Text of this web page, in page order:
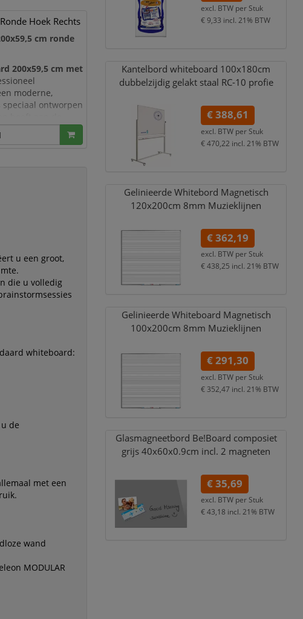
Hoek Rechts
cm ronde
200x59,5 cm met
moderne,
ontworpen
het ideaal is als
van ee
u een groot,
die u volledig
whiteboard:
de
met een
wand
MODULAR
excl. BTW per Stuk
€ 9,33 incl. 21% BTW
Kantelbord whiteboard 100x180cm
dubbelzijdig gelakt staal RC-10 profie
€ 388,61
excl. BTW per Stuk
€ 470,22 incl. 21% BTW
Gelinieerde Whitebord Magnetisch
120x200cm 8mm Muzieklijnen
€ 362,19
excl. BTW per Stuk
€ 438,25 incl. 21% BTW
Gelinieerde Whiteboard Magnetisch
100x200cm 8mm Muzieklijnen
€ 291,30
excl. BTW per Stuk
€ 352,47 incl. 21% BTW
Glasmagneetbord Be!Board composiet
grijs 40x60x0.9cm incl. 2 magneten
€ 35,69
excl. BTW per Stuk
€ 43,18 incl. 21% BTW